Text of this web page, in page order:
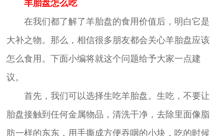
羊胎盘怎么吃
在我们都了解了羊胎盘的食用价值后，明白它是
大补之物。那么，相信很多朋友都会关心羊胎盘应该
怎么食用。下面小编将就这个问题给予大家一点建
议。
首先，我们可以选择生吃羊胎盘。生吃，不要让
胎盘接触到任何金属物品，清洗干净，去除里面像脂
肪一样的东东，用手撕成方便吞咽的小块，吃的时候